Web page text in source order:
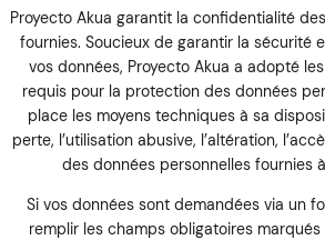
Proyecto Akua garantit la confidentialité
fournies. Soucieux de garantir la sécurité
vos données, Proyecto Akua a adopté
requis pour la protection des données
place les moyens techniques à sa
perte, l’utilisation abusive, l’altération,
des données personnelles fournies
Si vos données sont demandées via un
remplir les champs obligatoires marqués